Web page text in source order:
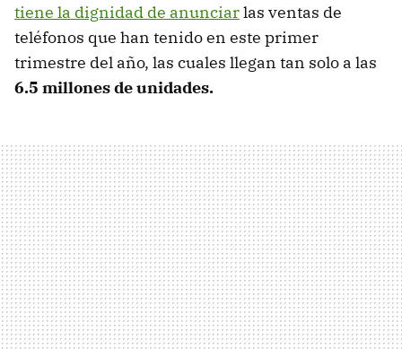
tiene la dignidad de anunciarlas ventas de
teléfonos que han tenido en este primer
trimestre del año, las cuales llegan tan solo a las
6.5 millones de unidades.